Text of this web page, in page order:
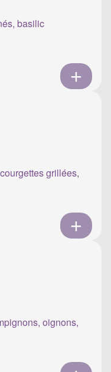
basilic
grillées,
oignons,